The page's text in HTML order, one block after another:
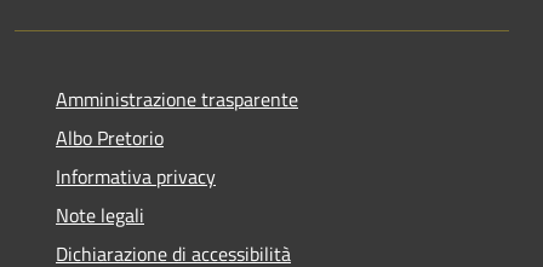
Amministrazione trasparente
Albo Pretorio
Informativa privacy
Note legali
Dichiarazione di accessibilità